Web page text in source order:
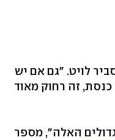
לויט. "גם אם יש
זה רחוק מאוד
האלה", מספר